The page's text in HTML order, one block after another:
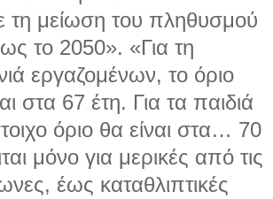
τη μείωση του πληθυσμού
το 2050». «Για τη
εργαζομένων, το όριο
στα 67 έτη. Για τα παιδιά
όριο θα είναι στα… 70
μόνο για μερικές από τις
έως καταθλιπτικές